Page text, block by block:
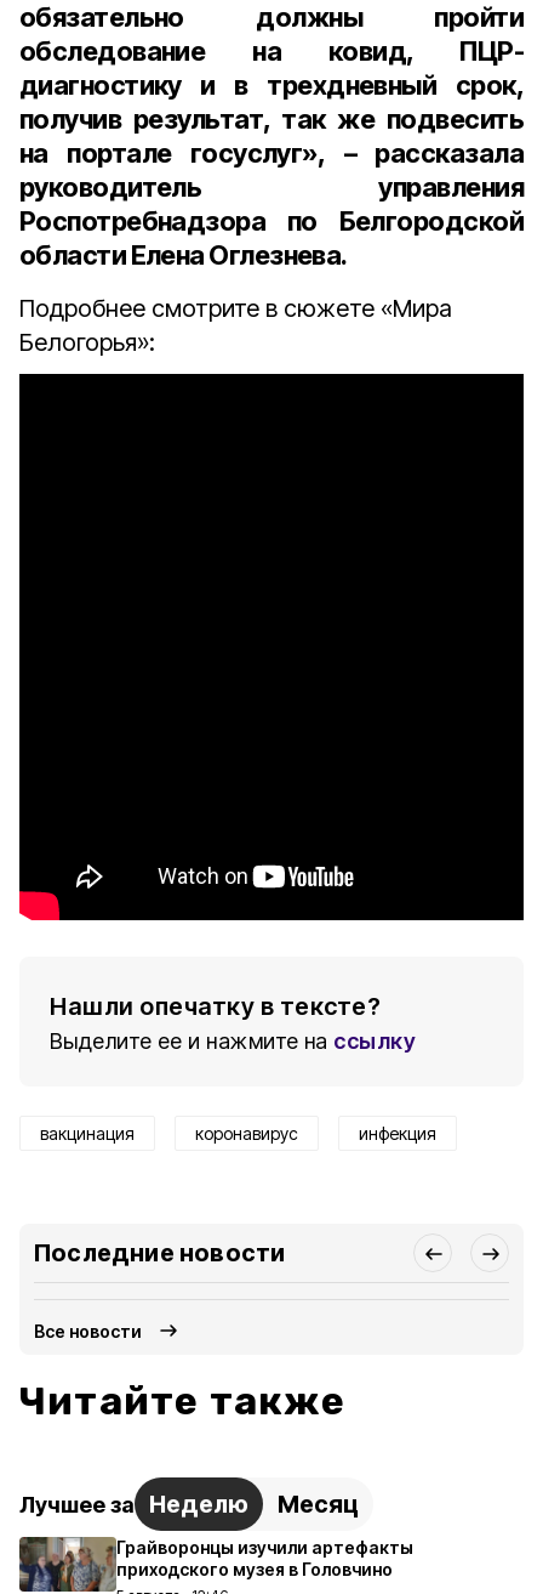
обязательно должны пройти
обследование на ковид, ПЦР-
диагностику и в трехдневный срок,
получив результат, так же подвесить
на портале госуслуг», – рассказала
руководитель управления
Роспотребнадзора по Белгородской
области Елена Оглезнева.
Подробнее смотрите в сюжете «Мира
Белогорья»:
Нашли опечатку в тексте?
Выделите ее и нажмите на ссылку
вакцинация коронавирус инфекция
Последние новости
Все новости
Читайте также
Лучшее за Неделю Месяц
Грайворонцы изучили артефакты
приходского музея в Головчино